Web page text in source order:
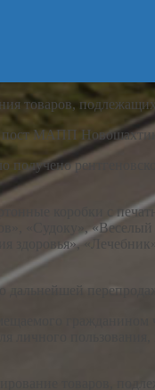
товаров,
МАПП
коробки с
«Судоку»,
дальнейшей
личного
товаров,